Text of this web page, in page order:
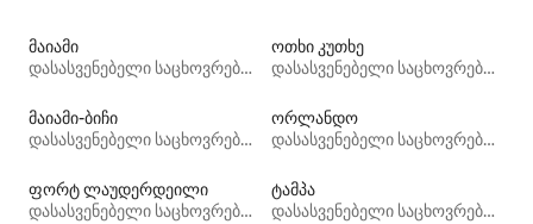
მაიამი
დასასვენებელი საცხოვრებლები
ოთხი კუთხე
დასასვენებელი საცხოვრებლები
მაიამი-ბიჩი
დასასვენებელი საცხოვრებლები
ორლანდო
დასასვენებელი საცხოვრებლები
ფორტ ლაუდერდეილი
დასასვენებელი საცხოვრებლები
ტამპა
დასასვენებელი საცხოვრებლები